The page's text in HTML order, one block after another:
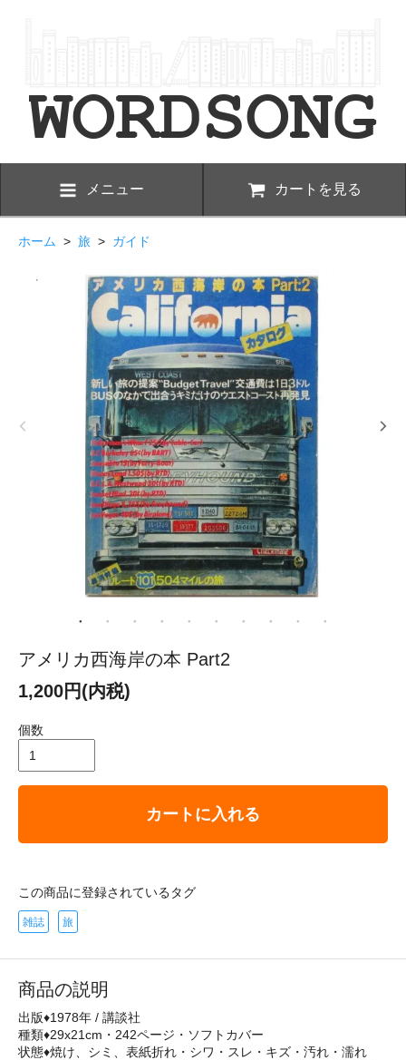
メニュー カートを見る
ホーム > 旅 > ガイド
アメリカ西海岸の本 Part2
1,200円(内税)
個数
カートに入れる
この商品に登録されているタグ
雑誌 旅
商品の説明
出版♦1978年 / 講談社
種類♦29x21cm・242ページ・ソフトカバー
状態♦焼け、シミ、表紙折れ・シワ・スレ・キズ・汚れ・濡れ